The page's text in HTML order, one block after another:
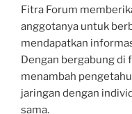
Fitra Forum
anggotanya untuk
mendapatkan
Dengan bergabung di
menambah
jaringan dengan
sama.